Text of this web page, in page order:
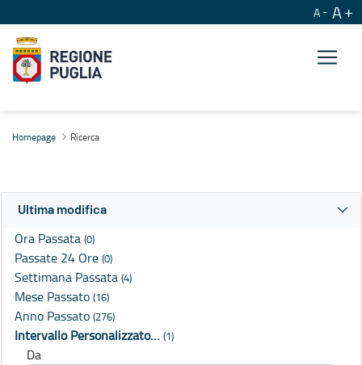
A A
Homepage Ricerca
Ultima modifica
Ora Passata (0)
Passate 24 Ore (0)
Settimana Passata (4)
Mese Passato (16)
Anno Passato (276)
Intervallo Personalizzato… (1)
Da